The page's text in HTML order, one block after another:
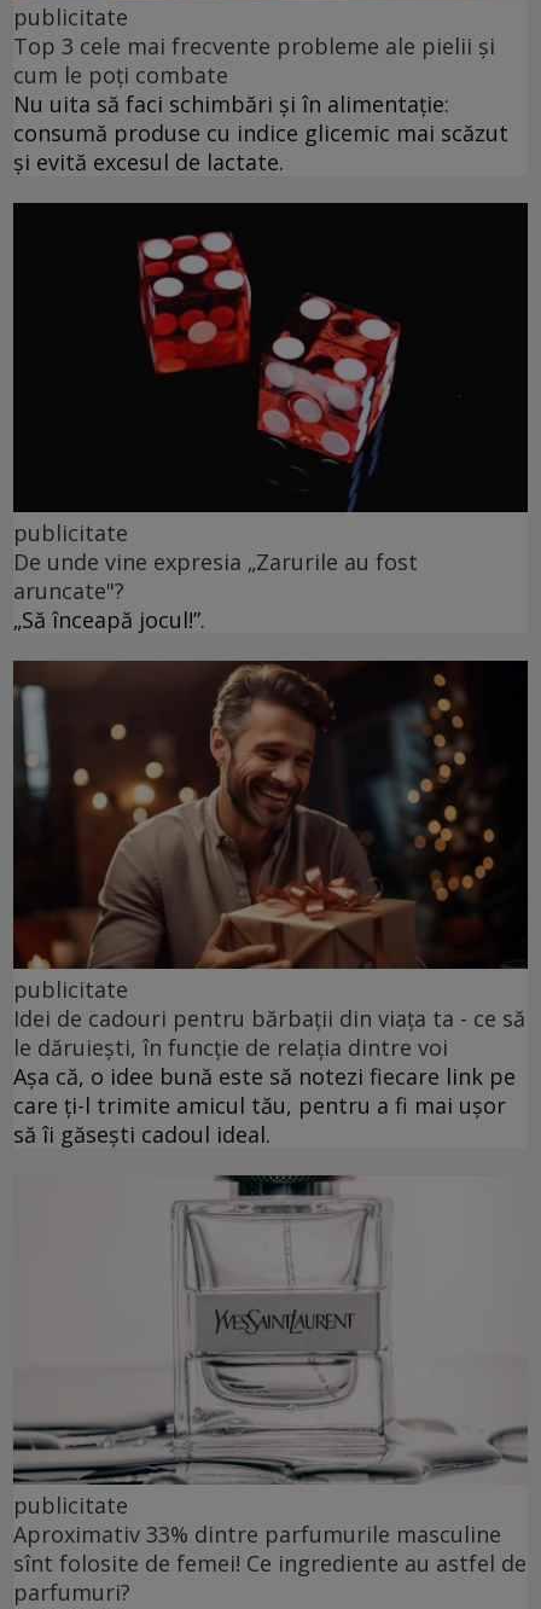
publicitate
Top 3 cele mai frecvente probleme ale pielii și
cum le poți combate
Nu uita să faci schimbări și în alimentație:
consumă produse cu indice glicemic mai scăzut
și evită excesul de lactate.
publicitate
De unde vine expresia „Zarurile au fost
aruncate"?
„Să înceapă jocul!”.
publicitate
Idei de cadouri pentru bărbații din viața ta - ce să
le dăruiești, în funcție de relația dintre voi
Așa că, o idee bună este să notezi fiecare link pe
care ți-l trimite amicul tău, pentru a fi mai ușor
să îi găsești cadoul ideal.
publicitate
Aproximativ 33% dintre parfumurile masculine
sînt folosite de femei! Ce ingrediente au astfel de
parfumuri?